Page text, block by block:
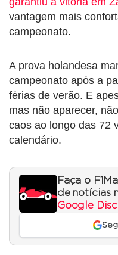
vantagem mais
campeonato.
A prova holandesa
campeonato após a
férias de verão. E
mas não aparecer,
caos ao longo das 72
calendário.
Faça o
de notícias
Google